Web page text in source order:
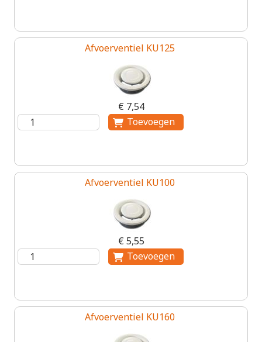
Afvoerventiel KU125
€ 7,54
Afvoerventiel KU100
€ 5,55
Afvoerventiel KU160